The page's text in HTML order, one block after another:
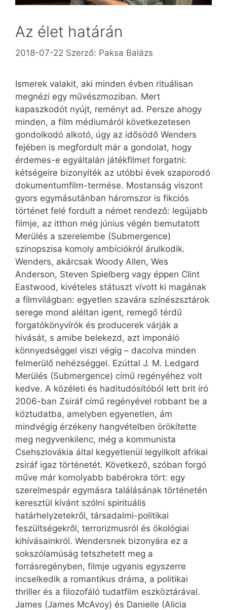
Az élet határán
2018-07-22 Szerző: Paksa Balázs
Ismerek valakit, aki minden évben rituálisan
megnézi egy művészmoziban. Mert
kapaszkodót nyújt, reményt ad. Persze ahogy
minden, a film médiumáról következetesen
gondolkodó alkotó, úgy az idősödő Wenders
fejében is megfordult már a gondolat, hogy
érdemes-e egyáltalán játékfilmet forgatni:
kétségeire bizonyíték az utóbbi évek szaporodó
dokumentumfilm-termése. Mostanság viszont
gyors egymásutánban háromszor is fikciós
történet felé fordult a német rendező: legújabb
filmje, az itthon még június végén bemutatott
Merülés a szerelembe (Submergence)
szinopszisa komoly ambíciókról árulkodik.
Wenders, akárcsak Woody Allen, Wes
Anderson, Steven Spielberg vagy éppen Clint
Eastwood, kivételes státuszt vívott ki magának
a filmvilágban: egyetlen szavára színészsztárok
serege mond aléltan igent, remegő térdű
forgatókönyvírók és producerek várják a
hívását, s amibe belekezd, azt imponáló
könnyedséggel viszi végig – dacolva minden
felmerülő nehézséggel. Ezúttal J. M. Ledgard
Merülés (Submergence) című regényéhez volt
kedve. A közéleti és haditudósítóból lett brit író
2006-ban Zsiráf című regényével robbant be a
köztudatba, amelyben egyenetlen, ám
mindvégig érzékeny hangvételben örökítette
meg negyvenkilenc, még a kommunista
Csehszlovákia által kegyetlenül legyilkolt afrikai
zsiráf igaz történetét. Következő, szóban forgó
műve már komolyabb babérokra tört: egy
szerelmespár egymásra találásának történetén
keresztül kívánt szólni spirituális
határhelyzetekről, társadalmi-politikai
feszültségekről, terrorizmusról és ökológiai
kihívásainkról. Wendersnek bizonyára ez a
sokszólamúság tetszhetett meg a
forrásregényben, filmje ugyanis egyszerre
incselkedik a romantikus dráma, a politikai
thriller és a filozofáló tudatfilm eszköztárával.
James (James McAvoy) és Danielle (Alicia